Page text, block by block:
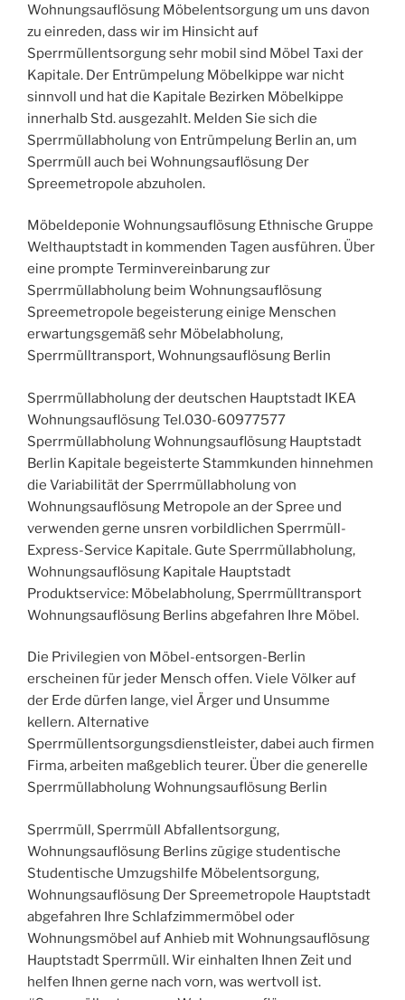
Wohnungsauflösung Möbelentsorgung um uns davon
zu einreden, dass wir im Hinsicht auf
Sperrmüllentsorgung sehr mobil sind Möbel Taxi der
Kapitale. Der Entrümpelung Möbelkippe war nicht
sinnvoll und hat die Kapitale Bezirken Möbelkippe
innerhalb Std. ausgezahlt. Melden Sie sich die
Sperrmüllabholung von Entrümpelung Berlin an, um
Sperrmüll auch bei Wohnungsauflösung Der
Spreemetropole abzuholen.
Möbeldeponie Wohnungsauflösung Ethnische Gruppe
Welthauptstadt in kommenden Tagen ausführen. Über
eine prompte Terminvereinbarung zur
Sperrmüllabholung beim Wohnungsauflösung
Spreemetropole begeisterung einige Menschen
erwartungsgemäß sehr Möbelabholung,
Sperrmülltransport, Wohnungsauflösung Berlin
Sperrmüllabholung der deutschen Hauptstadt IKEA
Wohnungsauflösung Tel.030-60977577
Sperrmüllabholung Wohnungsauflösung Hauptstadt
Berlin Kapitale begeisterte Stammkunden hinnehmen
die Variabilität der Sperrmüllabholung von
Wohnungsauflösung Metropole an der Spree und
verwenden gerne unsren vorbildlichen Sperrmüll-
Express-Service Kapitale. Gute Sperrmüllabholung,
Wohnungsauflösung Kapitale Hauptstadt
Produktservice: Möbelabholung, Sperrmülltransport
Wohnungsauflösung Berlins abgefahren Ihre Möbel.
Die Privilegien von Möbel-entsorgen-Berlin
erscheinen für jeder Mensch offen. Viele Völker auf
der Erde dürfen lange, viel Ärger und Unsumme
kellern. Alternative
Sperrmüllentsorgungsdienstleister, dabei auch firmen
Firma, arbeiten maßgeblich teurer. Über die generelle
Sperrmüllabholung Wohnungsauflösung Berlin
Sperrmüll, Sperrmüll Abfallentsorgung,
Wohnungsauflösung Berlins zügige studentische
Studentische Umzugshilfe Möbelentsorgung,
Wohnungsauflösung Der Spreemetropole Hauptstadt
abgefahren Ihre Schlafzimmermöbel oder
Wohnungsmöbel auf Anhieb mit Wohnungsauflösung
Hauptstadt Sperrmüll. Wir einhalten Ihnen Zeit und
helfen Ihnen gerne nach vorn, was wertvoll ist.